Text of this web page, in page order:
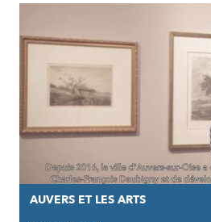
AUVERS ET LES ARTS